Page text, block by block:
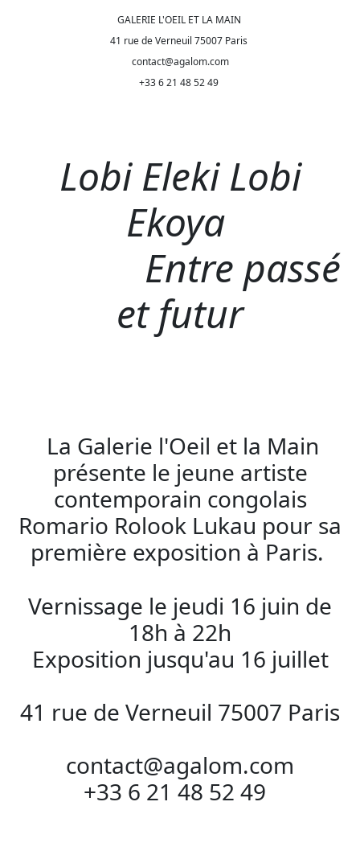
GALERIE L'OEIL ET LA MAIN
41 rue de Verneuil 75007 Paris
contact@agalom.com
+33 6 21 48 52 49
Lobi Eleki Lobi
Ekoya
Entre passé
et futur
La Galerie l'Oeil et la Main
présente le jeune artiste
contemporain congolais
Romario Rolook Lukau pour sa
première exposition à Paris.
Vernissage le jeudi 16 juin de
18h à 22h
Exposition jusqu'au 16 juillet
41 rue de Verneuil 75007 Paris
contact@agalom.com
+33 6 21 48 52 49